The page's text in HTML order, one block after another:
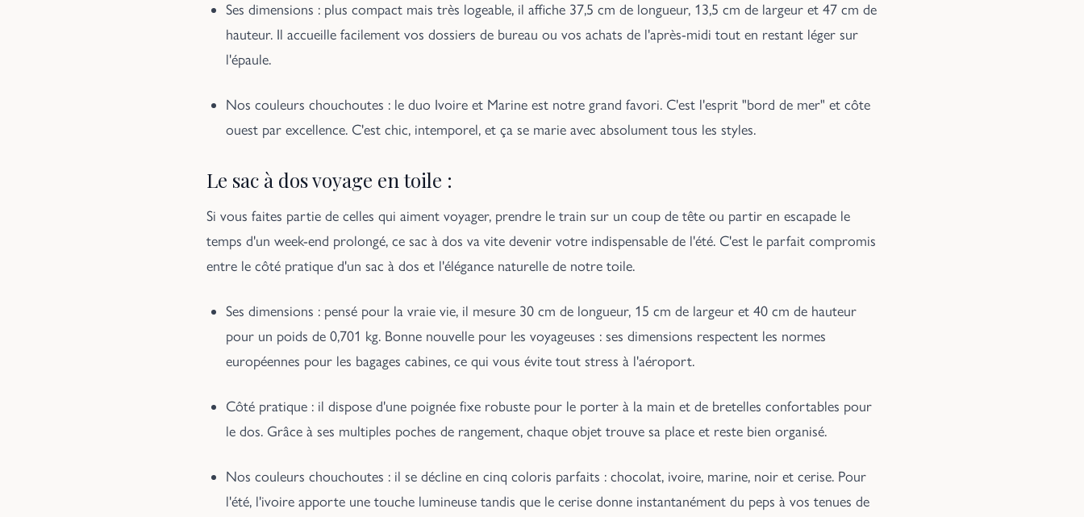
Ses dimensions : plus compact mais très logeable, il affiche 37,5 cm de longueur, 13,5 cm de largeur et 47 cm de
hauteur. Il accueille facilement vos dossiers de bureau ou vos achats de l'après-midi tout en restant léger sur
l'épaule.
Nos couleurs chouchoutes : le duo Ivoire et Marine est notre grand favori. C'est l'esprit "bord de mer" et côte
ouest par excellence. C'est chic, intemporel, et ça se marie avec absolument tous les styles.
Le sac à dos voyage en toile :
Si vous faites partie de celles qui aiment voyager, prendre le train sur un coup de tête ou partir en escapade le
temps d'un week-end prolongé, ce sac à dos va vite devenir votre indispensable de l'été. C'est le parfait compromis
entre le côté pratique d'un sac à dos et l'élégance naturelle de notre toile.
Ses dimensions : pensé pour la vraie vie, il mesure 30 cm de longueur, 15 cm de largeur et 40 cm de hauteur
pour un poids de 0,701 kg. Bonne nouvelle pour les voyageuses : ses dimensions respectent les normes
européennes pour les bagages cabines, ce qui vous évite tout stress à l'aéroport.
Côté pratique : il dispose d'une poignée fixe robuste pour le porter à la main et de bretelles confortables pour
le dos. Grâce à ses multiples poches de rangement, chaque objet trouve sa place et reste bien organisé.
Nos couleurs chouchoutes : il se décline en cinq coloris parfaits : chocolat, ivoire, marine, noir et cerise. Pour
l'été, l'ivoire apporte une touche lumineuse tandis que le cerise donne instantanément du peps à vos tenues de